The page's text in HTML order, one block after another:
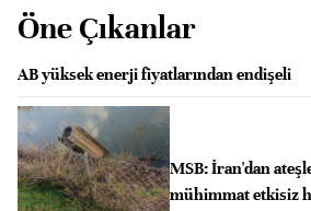
Öne Çıkanlar
AB yüksek enerji fiyatlarından endişeli
MSB: İran'dan
mühimmat etkisiz